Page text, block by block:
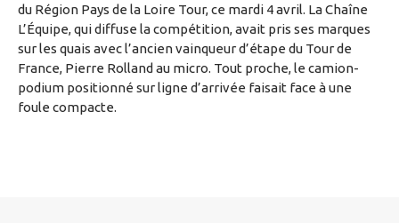
du Région Pays de la Loire Tour, ce mardi 4 avril. La Chaîne
L’Équipe, qui diffuse la compétition, avait pris ses marques
sur les quais avec l’ancien vainqueur d’étape du Tour de
France, Pierre Rolland au micro. Tout proche, le camion-
podium positionné sur ligne d’arrivée faisait face à une
foule compacte.